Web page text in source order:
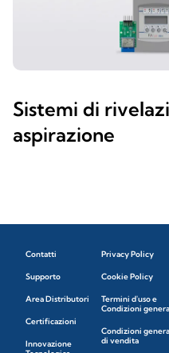
Sistemi di
aspirazione
Contatti
Supporto
Area Distributori
Certificazioni
Innovazione
Privacy Policy
Cookie Policy
Termini d'uso e
Condizioni
Condizioni
di vendita